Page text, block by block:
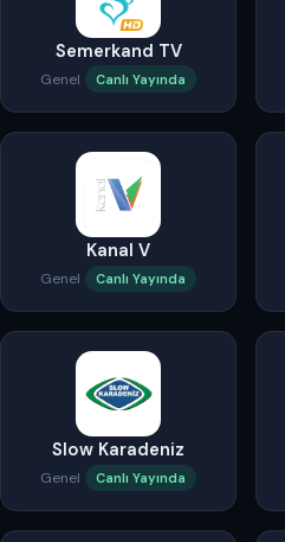
Semerkand TV
Genel Canlı Yayında
Kanal V
Genel Canlı Yayında
Slow Karadeniz
Genel Canlı Yayında